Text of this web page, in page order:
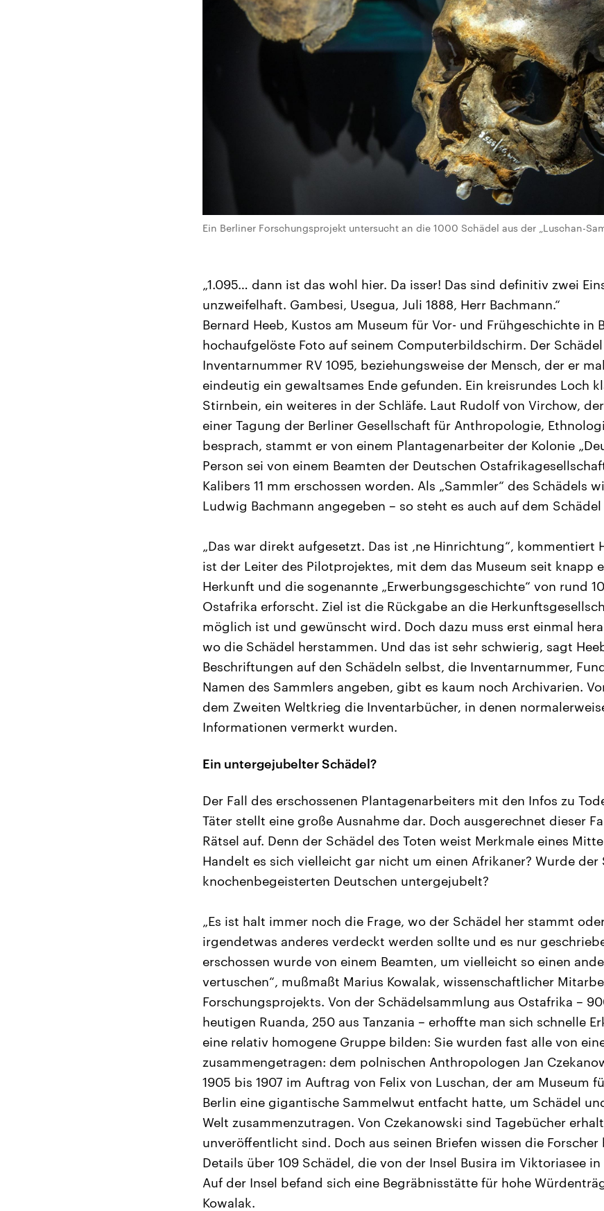
Ein Berliner Forschungsprojekt untersucht an die 1000 Schädel aus der „Luschan-
„1.095… dann ist das wohl hier. Da isser! Das sind definitiv zwei
unzweifelhaft. Gambesi, Usegua, Juli 1888, Herr Bachmann.“
Bernard Heeb, Kustos am Museum für Vor- und Frühgeschichte in
hochaufgelöste Foto auf seinem Computerbildschirm. Der
Inventarnummer RV 1095, beziehungsweise der Mensch, der er
eindeutig ein gewaltsames Ende gefunden. Ein kreisrundes Loch
Stirnbein, ein weiteres in der Schläfe. Laut Rudolf von Virchow,
einer Tagung der Berliner Gesellschaft für Anthropologie,
besprach, stammt er von einem Plantagenarbeiter der Kolonie
Person sei von einem Beamten der Deutschen
Kalibers 11 mm erschossen worden. Als „Sammler“ des Schädels
Ludwig Bachmann angegeben – so steht es auch auf dem
„Das war direkt aufgesetzt. Das ist ‚ne Hinrichtung“, kommentiert
ist der Leiter des Pilotprojektes, mit dem das Museum seit knapp
Herkunft und die sogenannte „Erwerbungsgeschichte“ von rund
Ostafrika erforscht. Ziel ist die Rückgabe an die
möglich ist und gewünscht wird. Doch dazu muss erst einmal
wo die Schädel herstammen. Und das ist sehr schwierig, sagt
Beschriftungen auf den Schädeln selbst, die Inventarnummer,
Namen des Sammlers angeben, gibt es kaum noch Archivarien.
dem Zweiten Weltkrieg die Inventarbücher, in denen
Informationen vermerkt wurden.
Ein untergejubelter Schädel?
Der Fall des erschossenen Plantagenarbeiters mit den Infos zu
Täter stellt eine große Ausnahme dar. Doch ausgerechnet dieser
Rätsel auf. Denn der Schädel des Toten weist Merkmale eines
Handelt es sich vielleicht gar nicht um einen Afrikaner? Wurde der
knochenbegeisterten Deutschen untergejubelt?
„Es ist halt immer noch die Frage, wo der Schädel her stammt
irgendetwas anderes verdeckt werden sollte und es nur
erschossen wurde von einem Beamten, um vielleicht so einen
vertuschen“, mußmaßt Marius Kowalak, wissenschaftlicher
Forschungsprojekts. Von der Schädelsammlung aus Ostafrika –
heutigen Ruanda, 250 aus Tanzania – erhoffte man sich schnelle
eine relativ homogene Gruppe bilden: Sie wurden fast alle von
zusammengetragen: dem polnischen Anthropologen Jan
1905 bis 1907 im Auftrag von Felix von Luschan, der am Museum
Berlin eine gigantische Sammelwut entfacht hatte, um Schädel
Welt zusammenzutragen. Von Czekanowski sind Tagebücher
unveröffentlicht sind. Doch aus seinen Briefen wissen die
Details über 109 Schädel, die von der Insel Busira im Viktoriasee in
Auf der Insel befand sich eine Begräbnisstätte für hohe
Kowalak.